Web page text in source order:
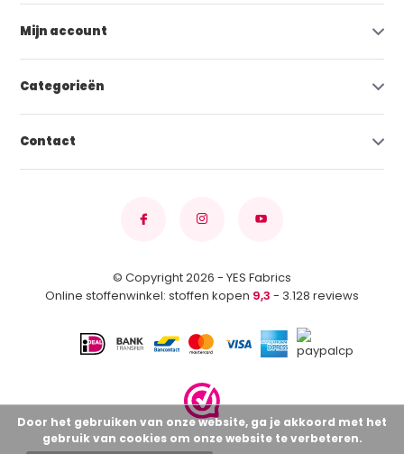
Mijn account
Categorieën
Contact
© Copyright 2026 - YES Fabrics
Online stoffenwinkel: stoffen kopen 9,3 - 3.128 reviews
Door het gebruiken van onze website, ga je akkoord met het
gebruik van cookies om onze website te verbeteren.